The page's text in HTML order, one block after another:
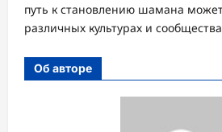
путь к становлению шамана
различных культурах и
Об авторе